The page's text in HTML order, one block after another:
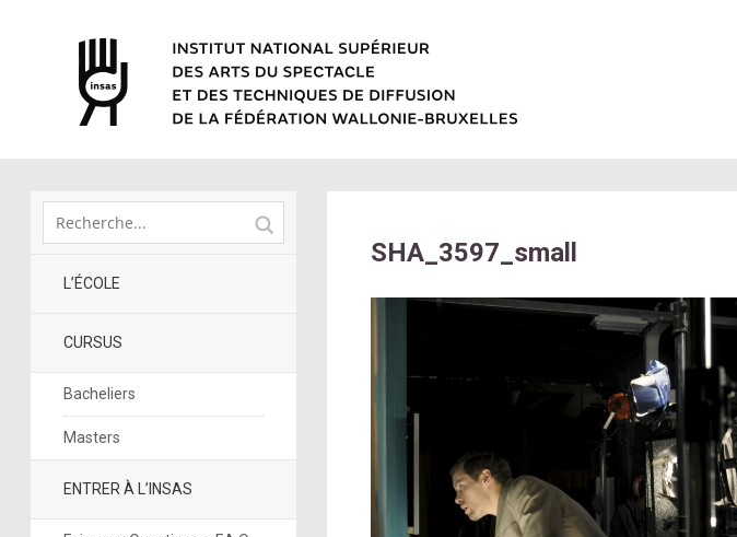
L’ÉCOLE
CURSUS
Bacheliers
Masters
ENTRER À L’INSAS
SHA_3597_small